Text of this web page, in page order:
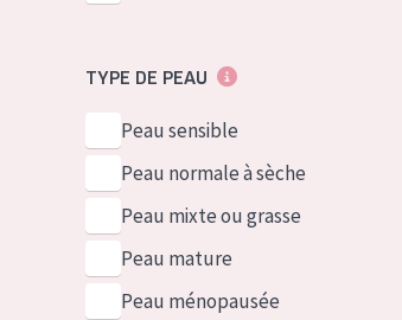
TYPE DE PEAU
Peau sensible
Peau normale à sèche
Peau mixte ou grasse
Peau mature
Peau ménopausée